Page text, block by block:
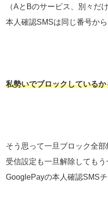
（AとBのサービス、別々だけ
本人確認SMSは同じ番号から
私勢いでブロックしている
そう思って一旦ブロック全部
受信設定も一旦解除してもう
GooglePayの本人確認SMS